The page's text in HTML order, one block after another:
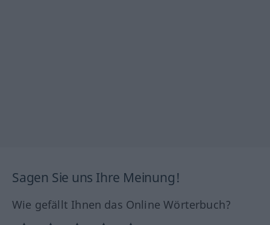
Sagen Sie uns Ihre Meinung!
Wie gefällt Ihnen das Online Wörterbuch?